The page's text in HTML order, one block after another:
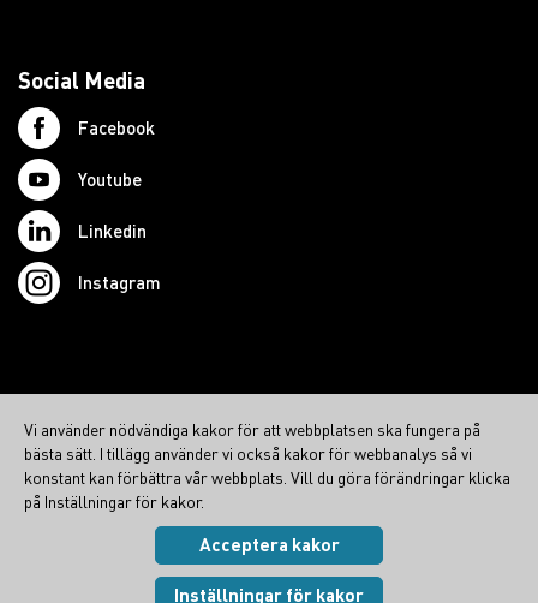
Social Media
Facebook
Youtube
Linkedin
Instagram
northcom.no
northcom.dk
northcom.fi
Cookies
Visa inställningar
Vi använder nödvändiga kakor för att webbplatsen ska fungera på
bästa sätt. I tillägg använder vi också kakor för webbanalys så vi
konstant kan förbättra vår webbplats. Vill du göra förändringar klicka
på Inställningar för kakor.
Acceptera kakor
Inställningar för kakor